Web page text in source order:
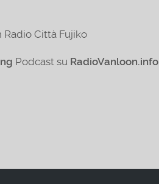
Città Fujiko
Podcast su RadioVanloon.info